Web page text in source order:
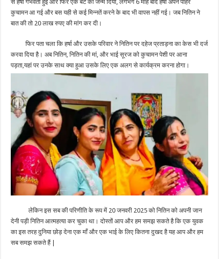
से हर्षा गर्भवती हुई और फिर एक बेटे को जन्म दिया, लगभग 6 माह बाद हर्षा अपने पीहर
कुचामन आ गई और बस यही से कई मिन्नतें करने के बाद भी वापस नहीं गई। जब नितिन ने
बात की तो 20 लाख रुपए की मांग कर दी।
फिर पता चला कि हर्षा और उसके परिवार ने नितिन पर दहेज प्रताड़ना का केस भी दर्ज
करवा दिया है। अब नितिन, नितिन की मां, और भाई सूरज को कुचामन पेशी पर आना
पड़ता,यहां पर उनके साथ क्या हुआ उसके लिए एक अलग से कार्यक्रम करना होगा।
लेकिन इस सब की परिणीति के रूप में 20 जनवरी 2025 को नितिन को अपनी जान
देनी पड़ी नितिन आत्महत्या कर चुका था। दोस्तों आप और हम समझ सकते है कि एक युवक
का इस तरह दुनिया छोड़ देना एक माँ और एक भाई के लिए कितना दुखद है यह आप और हम
सब समझ सकते हैं |